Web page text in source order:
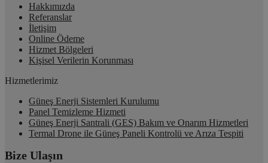
Hakkımızda
Referanslar
İletişim
Online Ödeme
Hizmet Bölgeleri
Kişisel Verilerin Korunması
Hizmetlerimiz
Güneş Enerji Sistemleri Kurulumu
Panel Temizleme Hizmeti
Güneş Enerji Santrali (GES) Bakım ve Onarım Hizmetleri
Termal Drone ile Güneş Paneli Kontrolü ve Arıza Tespiti
Bize Ulaşın